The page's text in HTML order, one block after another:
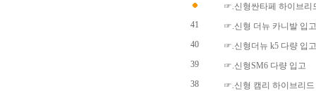
☞.신형싼타페 하이브리
41
☞.신형 더뉴 카니발 입고
40
☞.신형더뉴 k5 다량 입고
39
☞.신형SM6 다량 입고
38
☞.신형 캠리 하이브리드